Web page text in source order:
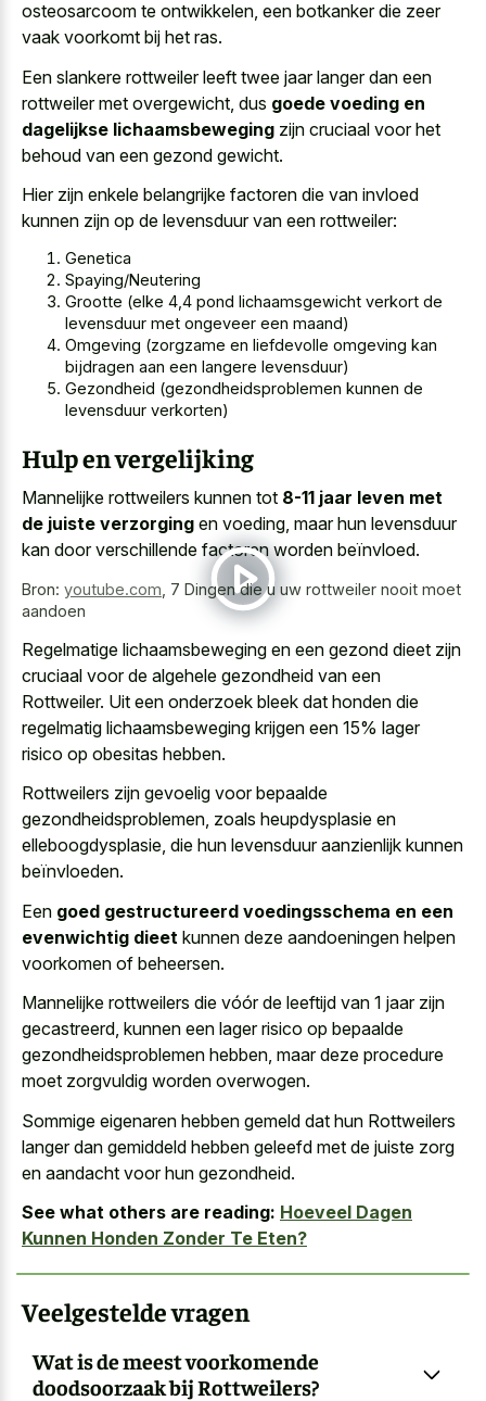
osteosarcoom te ontwikkelen, een botkanker die zeer
vaak voorkomt bij het ras.
Een slankere rottweiler leeft twee jaar langer dan een
rottweiler met overgewicht, dus goede voeding en
dagelijkse lichaamsbeweging zijn cruciaal voor het
behoud van een gezond gewicht.
Hier zijn enkele belangrijke factoren die van invloed
kunnen zijn op de levensduur van een rottweiler:
Genetica
Spaying/Neutering
Grootte (elke 4,4 pond lichaamsgewicht verkort de
levensduur met ongeveer een maand)
Omgeving (zorgzame en liefdevolle omgeving kan
bijdragen aan een langere levensduur)
Gezondheid (gezondheidsproblemen kunnen de
levensduur verkorten)
Hulp en vergelijking
Mannelijke rottweilers kunnen tot 8-11 jaar leven met
de juiste verzorging en voeding, maar hun levensduur
kan door verschillende factoren worden beïnvloed.
Bron: youtube.com 7 Dingen die u uw rottweiler nooit moet
aandoen
Regelmatige lichaamsbeweging en een gezond dieet zijn
cruciaal voor de algehele gezondheid van een
Rottweiler. Uit een onderzoek bleek dat honden die
regelmatig lichaamsbeweging krijgen een 15% lager
risico op obesitas hebben.
Rottweilers zijn gevoelig voor bepaalde
gezondheidsproblemen, zoals heupdysplasie en
elleboogdysplasie, die hun levensduur aanzienlijk kunnen
beïnvloeden.
Een goed gestructureerd voedingsschema en een
evenwichtig dieet kunnen deze aandoeningen helpen
voorkomen of beheersen.
Mannelijke rottweilers die vóór de leeftijd van 1 jaar zijn
gecastreerd, kunnen een lager risico op bepaalde
gezondheidsproblemen hebben, maardeze procedure
moet zorgvuldig worden overwogen.
Sommige eigenaren hebben gemeld dat hun Rottweilers
langer dan gemiddeld hebben geleefd met de juiste zorg
en aandacht voor hun gezondheid.
See what others are reading: Hoeveel Dagen
Kunnen Honden Zonder Te Eten?
Veelgestelde vragen
Wat is de meest voorkomende
doodsoorzaak bij Rottweilers?